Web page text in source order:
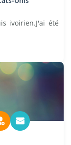
ivoirien.J'ai été